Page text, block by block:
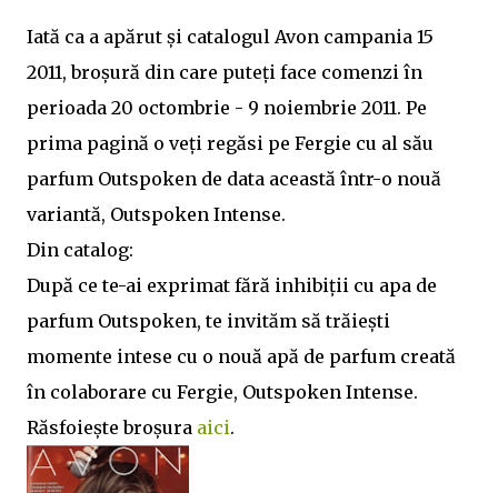
Iată ca a apărut și catalogul Avon campania 15
2011, broșură din care puteți face comenzi în
perioada 20 octombrie - 9 noiembrie 2011. Pe
prima pagină o veți regăsi pe Fergie cu al său
parfum Outspoken de data această într-o nouă
variantă, Outspoken Intense.
Din catalog:
După ce te-ai exprimat fără inhibiții cu apa de
parfum Outspoken, te invităm să trăiești
momente intese cu o nouă apă de parfum creată
în colaborare cu Fergie, Outspoken Intense.
Răsfoiește broșura aici.